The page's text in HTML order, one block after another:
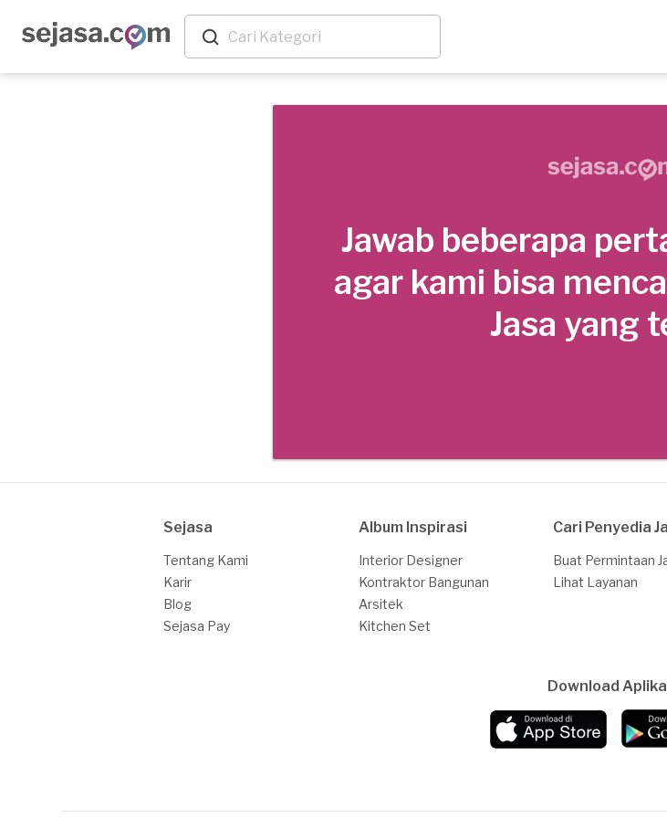
Jawab beberapa
agar kami bisa
Jasa yang
Sejasa
Tentang Kami
Karir
Blog
Sejasa Pay
Album Inspirasi
Interior Designer
Kontraktor Bangunan
Arsitek
Kitchen Set
Cari Penyedia
Buat Permintaan
Lihat Layanan
Download